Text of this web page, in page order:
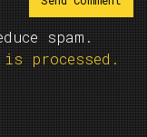
spam.
is processed.